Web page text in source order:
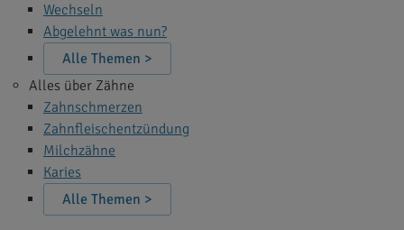
Wechseln
Abgelehnt was nun?
Alle Themen >
Alles über Zähne
Zahnschmerzen
Zahnfleischentzündung
Milchzähne
Karies
Alle Themen >